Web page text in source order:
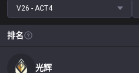
V26 - ACT4
排名
光辉